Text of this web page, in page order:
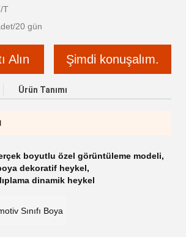
T
20 gün
Alın Şimdi konuşalım.
Ürün Tanımı
boyutlu özel görüntüleme modeli,
dekoratif heykel,
dinamik heykel
Sınıfı Boya